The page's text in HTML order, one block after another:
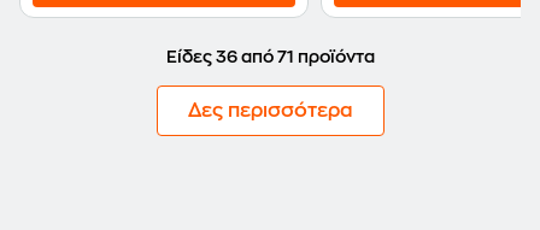
Είδες 36 από 71 προϊόντα
Δες περισσότερα